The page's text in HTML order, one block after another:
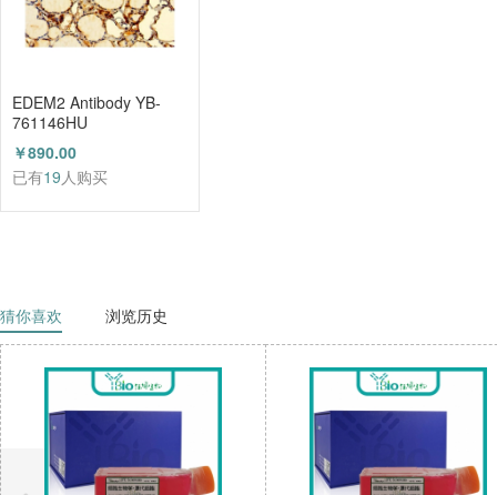
EDEM2 Antibody YB-
761146HU
￥890.00
已有19人购买
猜你喜欢 浏览历史